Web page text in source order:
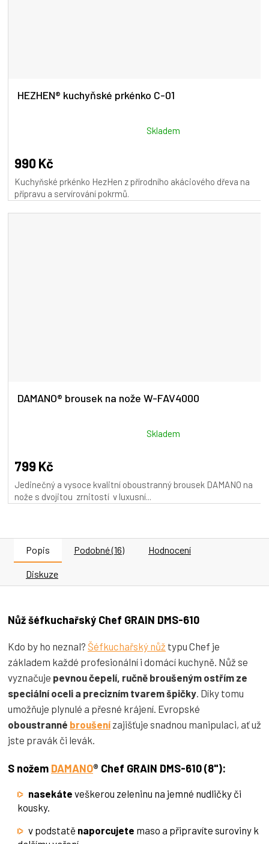
HEZHEN® kuchyňské prkénko C-01
produktu
je
5,0
z
Skladem
990 Kč
Kuchyňské prkénko HezHen z přírodního akáciového dřeva na
přípravu a servírování pokrmů.
DAMANO® brousek na nože W-FAV4000
produktu
je
5,0
z
Skladem
799 Kč
Jedinečný a vysoce kvalitní oboustranný brousek DAMANO na
nože s dvojitou zrnitostí v luxusní...
Popis Podobné (16) Hodnocení
Diskuze
Nůž šéfkuchařský Chef GRAIN DMS-610
Kdo by ho neznal? Šéfkuchařský nůž typu Chef je
základem každé profesionální i domácí kuchyně. Nůž se
vyznačuje pevnou čepelí, ručně broušeným ostřím ze
speciální oceli a precizním tvarem špičky . Díky tomu
umožňuje plynulé a přesné krájení. Evropské
oboustranné broušení zajišťuje snadnou manipulaci, ať už
jste pravák či levák.
S nožem DAMANO® Chef GRAIN DMS-610 (8"):
nasekáte veškerou zeleninu na jemné nudličky či
kousky.
v podstatě naporcujete maso a připravíte suroviny k